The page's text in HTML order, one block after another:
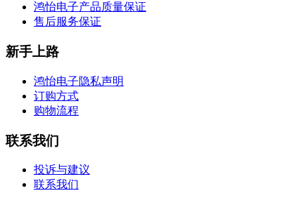
鸿怡电子产品质量保证
售后服务保证
新手上路
鸿怡电子隐私声明
订购方式
购物流程
联系我们
投诉与建议
联系我们